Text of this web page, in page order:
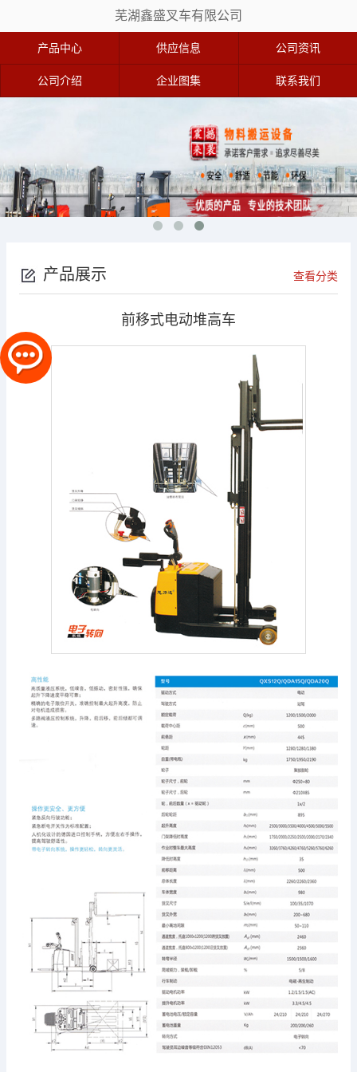
芜湖鑫盛叉车有限公司
产品中心 供应信息 公司资讯
公司介绍 企业图集 联系我们
产品展示 查看分类
前移式电动堆高车